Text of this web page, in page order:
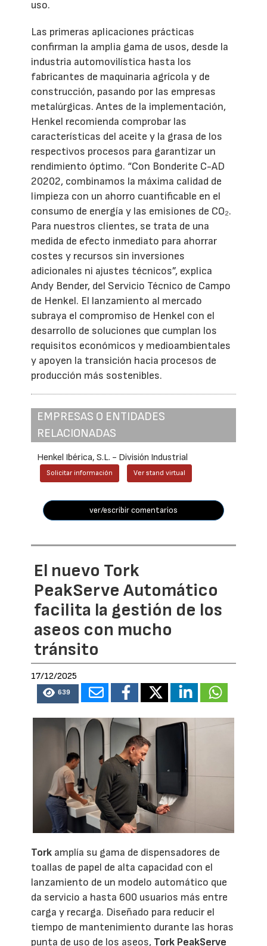
uso.
Las primeras aplicaciones prácticas
confirman la amplia gama de usos, desde la
industria automovilística hasta los
fabricantes de maquinaria agrícola y de
construcción, pasando por las empresas
metalúrgicas. Antes de la implementación,
Henkel recomienda comprobar las
características del aceite y la grasa de los
respectivos procesos para garantizar un
rendimiento óptimo. “Con Bonderite C-AD
20202, combinamos la máxima calidad de
limpieza con un ahorro cuantificable en el
consumo de energía y las emisiones de CO₂.
Para nuestros clientes, se trata de una
medida de efecto inmediato para ahorrar
costes y recursos sin inversiones
adicionales ni ajustes técnicos”, explica
Andy Bender, del Servicio Técnico de Campo
de Henkel. El lanzamiento al mercado
subraya el compromiso de Henkel con el
desarrollo de soluciones que cumplan los
requisitos económicos y medioambientales
y apoyen la transición hacia procesos de
producción más sostenibles.
EMPRESAS O ENTIDADES
RELACIONADAS
Henkel Ibérica, S.L. - División Industrial
Solicitar información Ver stand virtual
ver/escribir comentarios
El nuevo Tork
PeakServe Automático
facilita la gestión de los
aseos con mucho
tránsito
17/12/2025
639
Tork amplía su gama de dispensadores de
toallas de papel de alta capacidad con el
lanzamiento de un modelo automático que
da servicio a hasta 600 usuarios más entre
carga y recarga. Diseñado para reducir el
tiempo de mantenimiento durante las horas
punta de uso de los aseos, Tork PeakServe